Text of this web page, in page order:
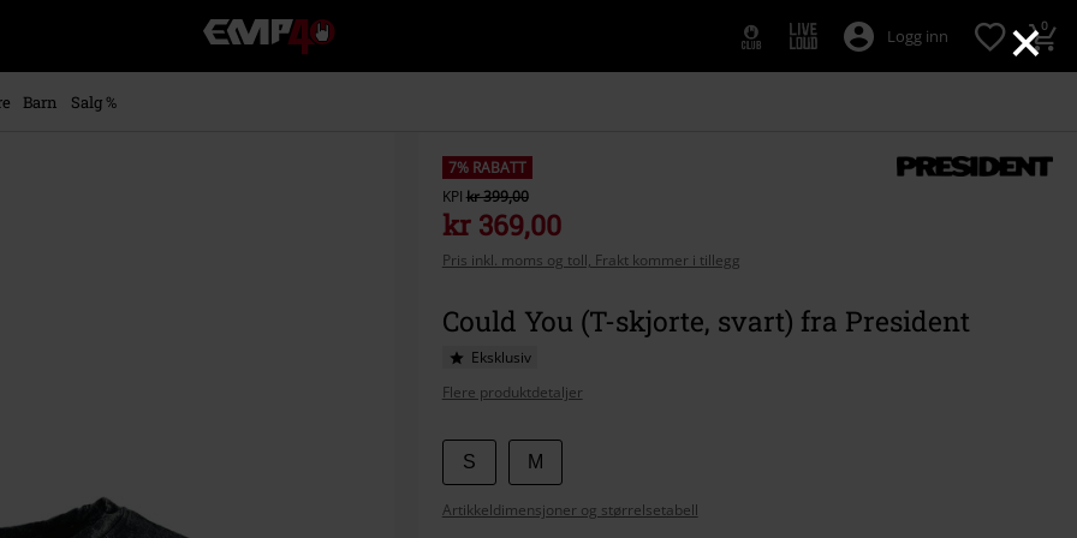
×
EMP
-
Musikk,
Logg inn 0
Barn
Salg %
7% RABATT
KPI kr 399,00
kr 369,00
Pris inkl. moms og toll, Frakt kommer i tillegg
Could You (T-skjorte, svart) fra President
Eksklusiv
Flere produktdetaljer
Velg
størrelse
S M
Artikkeldimensjoner og størrelsetabell